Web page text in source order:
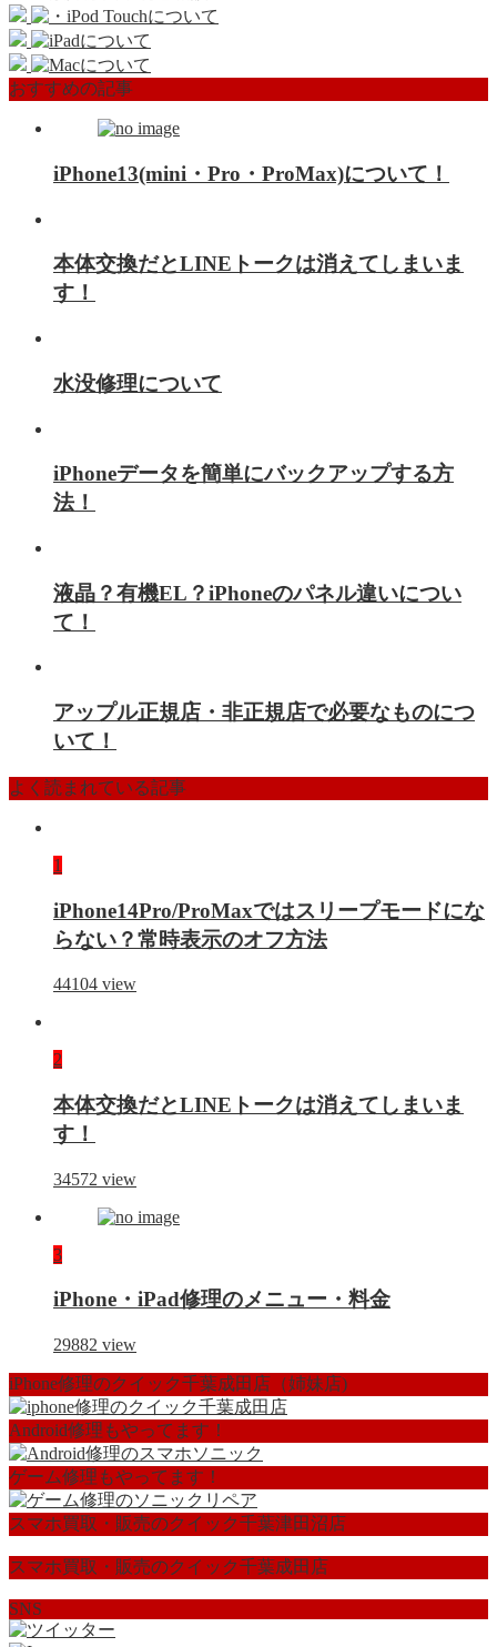
おすすめの記事
iPhone13(mini・Pro・ProMax)について！
本体交換だとLINEトークは消えてしまいま
す！
水没修理について
iPhoneデータを簡単にバックアップする方
法！
液晶？有機EL？iPhoneのパネル違いについ
て！
アップル正規店・非正規店で必要なものにつ
いて！
よく読まれている記事
1
iPhone14Pro/ProMaxではスリープモードにな
らない？常時表示のオフ方法
44104 view
2
本体交換だとLINEトークは消えてしまいま
す！
34572 view
3
iPhone・iPad修理のメニュー・料金
29882 view
iPhone修理のクイック千葉成田店（姉妹店)
Android修理もやってます！
ゲーム修理もやってます！
スマホ買取・販売のクイック千葉津田沼店
スマホ買取・販売のクイック千葉成田店
SNS